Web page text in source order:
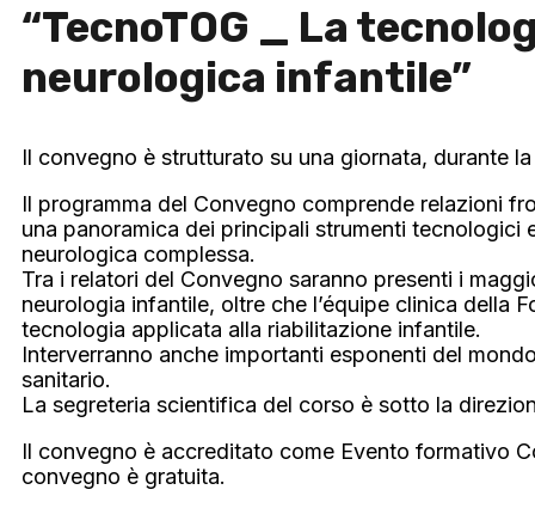
“TecnoTOG _ La
neurologica infantile”
Il convegno è strutturato su una giornata, durante
Il programma del Convegno comprende relazioni
una panoramica dei principali strumenti
neurologica complessa.
Tra i relatori del Convegno saranno presenti i
neurologia infantile, oltre che l’équipe clinica della
tecnologia applicata alla riabilitazione infantile.
Interverranno anche importanti esponenti del
sanitario.
La segreteria scientifica del corso è sotto la
Il convegno è accreditato come Evento formativo
convegno è gratuita.